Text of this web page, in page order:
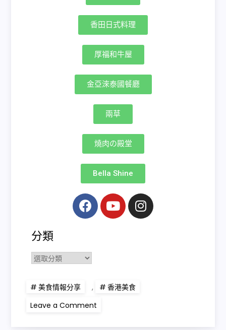
香田日式料理
厚福和牛屋
金亞淶泰國餐廳
兩草
燒肉の殿堂
Bella Shine
分類
美食情報分享 ,
香港美食
Leave a Comment